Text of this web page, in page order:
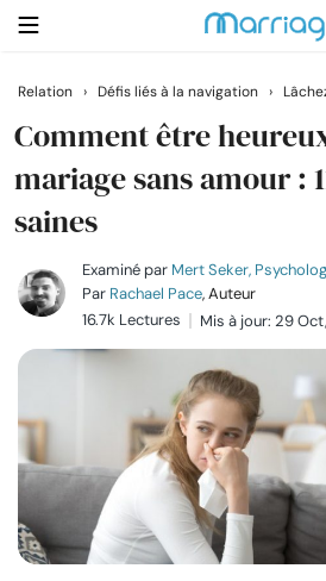
Rechercher
Se marier
Relations
Famille
Aide
Cours
Ressources
Relation › Défis liés à la navigation ›
Comment être
mariage sans amour :
saines
Examiné par Mert Seker,
Par Rachael Pace, Auteur
16.7k Lectures
Mis à jour: 29